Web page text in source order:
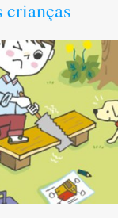
crianças